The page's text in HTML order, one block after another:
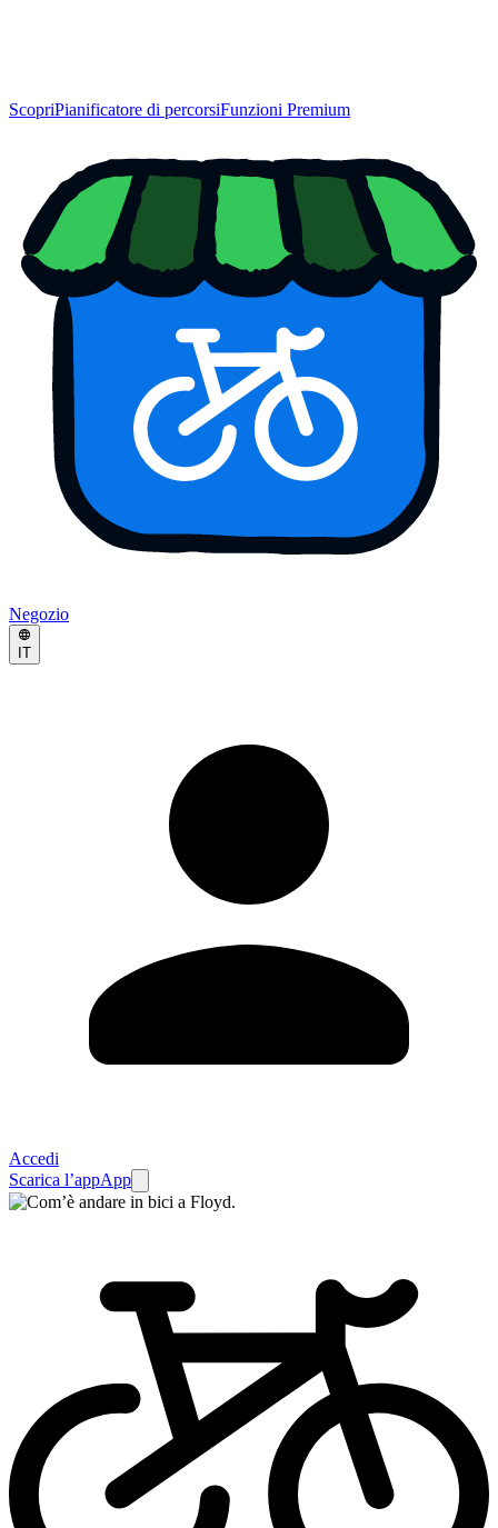
ScopriPianificatore di percorsiFunzioni Premium
Negozio
IT
Accedi
Scarica l’appApp